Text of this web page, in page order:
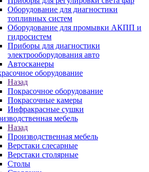
Оборудование для диагностики
топливных систем
Оборудование для промывки АКПП и
гидросистем
Приборы для диагностики
электрооборудования авто
Автосканеры
оборудование
Назад
Покрасочное оборудование
Покрасочные камеры
Инфракрасные сушки
мебель
Назад
Производственная мебель
Верстаки слесарные
Верстаки столярные
Столы